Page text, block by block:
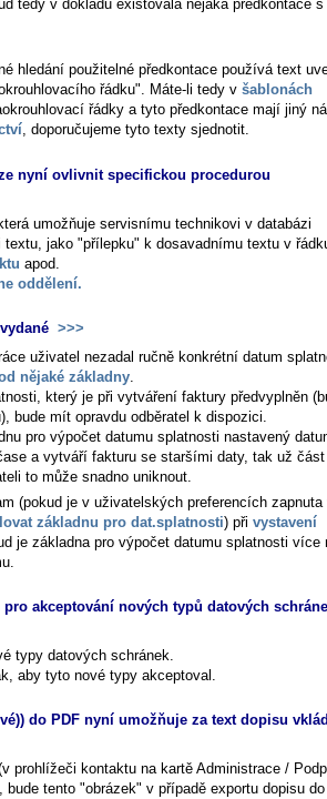
tedy v dokladu existovala nějaká předkontace s
hledání použitelné předkontace používá text
řádku". Máte-li tedy v šablonách
řádky a tyto předkontace mají jiný
, doporučujeme tyto texty sjednotit.
nyní ovlivnit specifickou procedurou
která umožňuje servisnímu technikovi v databázi
jako "přílepku" k dosavadnímu textu v
apod.
oddělení.
>>>
uživatel nezadal ručně konkrétní datum
nějaké základny
který je při vytváření faktury předvyplněn
bude mít opravdu odběratel k dispozici.
pro výpočet datumu splatnosti nastavený
a vytváří fakturu se staršími daty, tak už část
to může snadno uniknout.
(pokud je v uživatelských preferencích zapnuta
základnu pro dat.splatnosti) při vystavení
je základna pro výpočet datumu splatnosti více
akceptování nových typů datových
typy datových schránek.
aby tyto nové typy akceptoval.
do PDF nyní umožňuje za text dopisu
prohlížeči kontaktu na kartěAdministrace /
, bude tento "obrázek" v případě exportu dopisu